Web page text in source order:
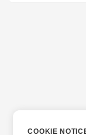
COOKIE